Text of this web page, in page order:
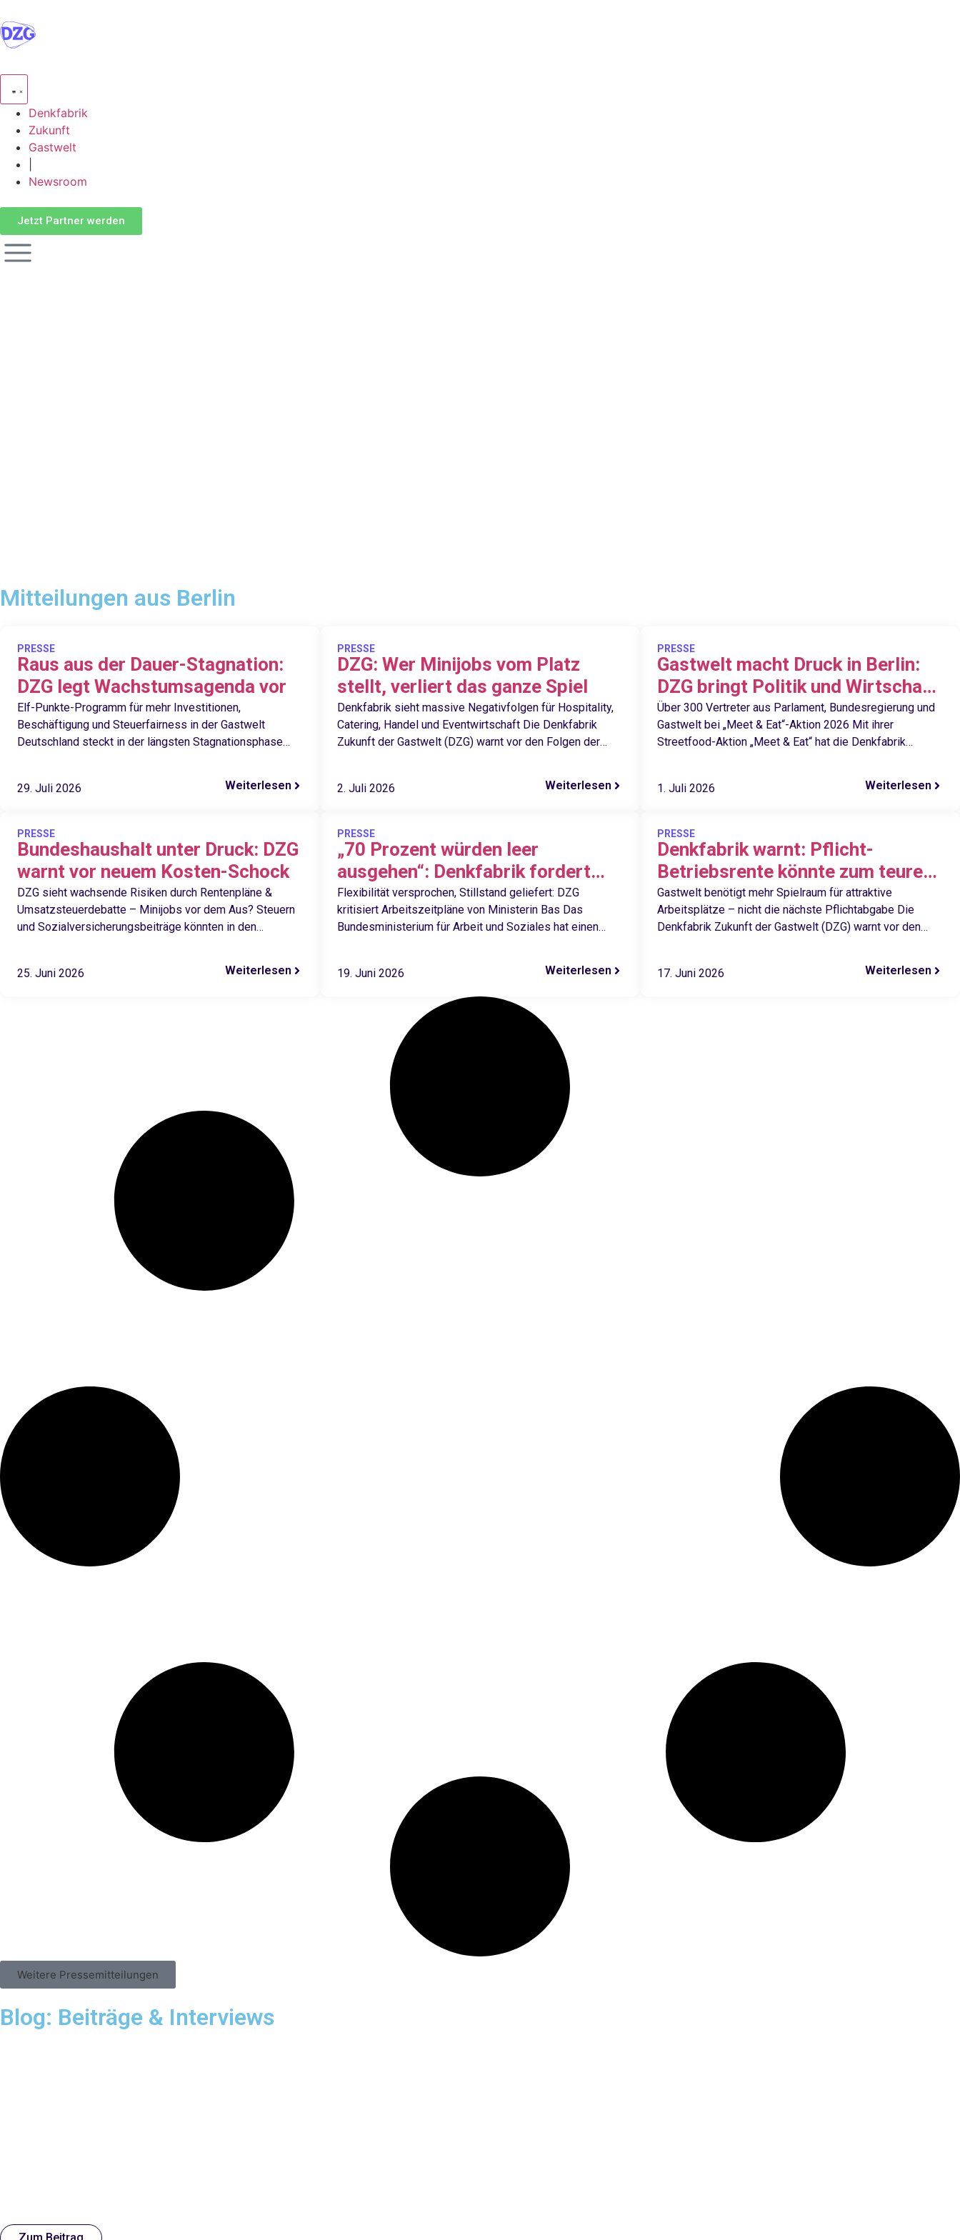
Denkfabrik
Zukunft
Gastwelt
Newsroom
Jetzt Partner werden
Mitteilungen aus Berlin
PRESSE
Raus aus der Dauer-Stagnation:
DZG legt Wachstumsagenda vor
Elf-Punkte-Programm für mehr Investitionen,
Beschäftigung und Steuerfairness in der Gastwelt
Deutschland steckt in der längsten Stagnationsphase
29. Juli 2026
Weiterlesen
PRESSE
DZG: Wer Minijobs vom Platz
stellt, verliert das ganze Spiel
Denkfabrik sieht massive Negativfolgen für Hospitality,
Catering, Handel und Eventwirtschaft Die Denkfabrik
Zukunft der Gastwelt (DZG) warnt vor den Folgen der
2. Juli 2026 Weiterlesen
PRESSE
Gastwelt macht Druck in Berlin:
DZG bringt Politik und Wirtschaft
zusammen
Über 300 Vertreter aus Parlament, Bundesregierung und
Gastwelt bei „Meet & Eat“-Aktion 2026 Mit ihrer
Streetfood-Aktion „Meet & Eat“ hat die Denkfabrik
1. Juli 2026 Weiterlesen
PRESSE
Bundeshaushalt unter Druck: DZG
warnt vor neuem Kosten-Schock
DZG sieht wachsende Risiken durch Rentenpläne &
Umsatzsteuerdebatte – Minijobs vor dem Aus? Steuern
und Sozialversicherungsbeiträge könnten in den
25. Juni 2026
Weiterlesen
PRESSE
„70 Prozent würden leer
ausgehen“: Denkfabrik fordert
deutliche Nachbesserungen bei
geplanter Arbeitszeitreform
Flexibilität versprochen, Stillstand geliefert: DZG
kritisiert Arbeitszeitpläne von Ministerin Bas Das
Bundesministerium für Arbeit und Soziales hat einen
19. Juni 2026
Weiterlesen
PRESSE
Denkfabrik warnt: Pflicht-
Betriebsrente könnte zum teuren
Bumerang für Betriebe werden
Gastwelt benötigt mehr Spielraum für attraktive
Arbeitsplätze – nicht die nächste Pflichtabgabe Die
Denkfabrik Zukunft der Gastwelt (DZG) warnt vor den
17. Juni 2026
Weiterlesen
Weitere Pressemitteilungen
Blog: Beiträge & Interviews